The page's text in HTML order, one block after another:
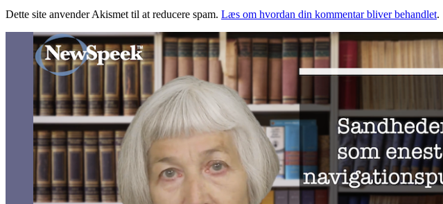
Dette site anvender Akismet til at reducere spam. Læs om hvordan din kommentar bliver behandlet.